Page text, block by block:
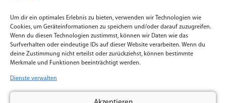
Um dir ein optimales Erlebnis zu bieten, verwenden wir Technologien wie
Cookies, um Geräteinformationen zu speichern und/oder darauf zuzugreifen.
Wenn du diesen Technologien zustimmst, können wir Daten wie das
Surfverhalten oder eindeutige IDs auf dieser Website verarbeiten. Wenn du
deine Zustimmung nicht erteilst oder zurückziehst, können bestimmte
Merkmale und Funktionen beeinträchtigt werden.
Dienste verwalten
Teilfolierung und Firmenbeschriftung für
Zulassungsfahrzeuge mit Orajet Rapid Air Digitaldruck
umgesetzt.
Weiterlesen »